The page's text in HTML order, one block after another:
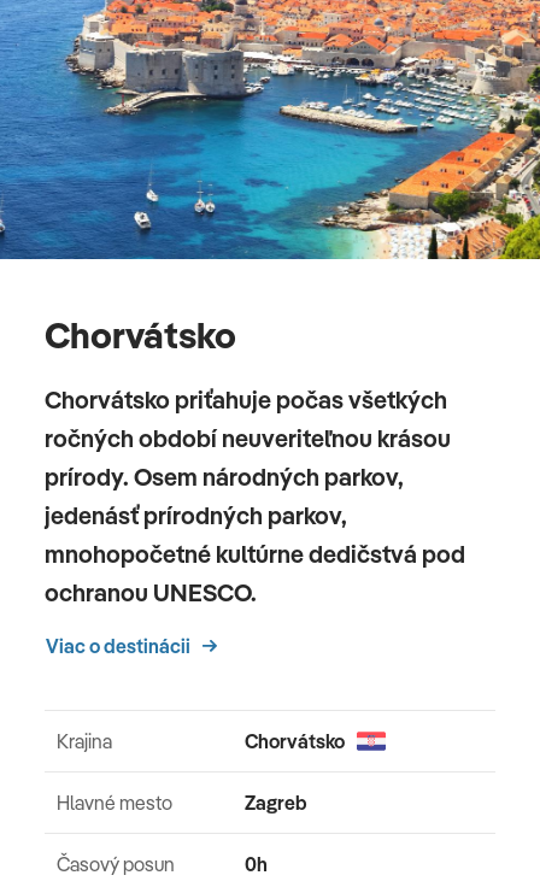
Chorvátsko
Chorvátsko priťahuje počas všetkých
ročných období neuveriteľnou krásou
prírody. Osem národných parkov,
jedenásť prírodných parkov,
mnohopočetné kultúrne dedičstvá pod
ochranou UNESCO.
Viac o destinácii
Krajina Chorvátsko
Hlavné mesto Zagreb
Časový posun 0h